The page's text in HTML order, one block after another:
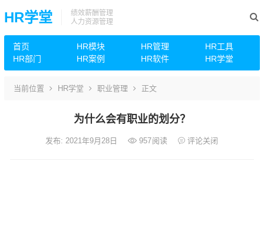
HR学堂
绩效薪酬管理
人力资源管理
首页 HR模块 HR管理
HR工具
HR部门
HR案例 HR软件 HR学堂
当前位置 HR学堂 职业管理 正文
为什么会有职业的划分？
发布: 2021年9月28日 957阅读 评论关闭